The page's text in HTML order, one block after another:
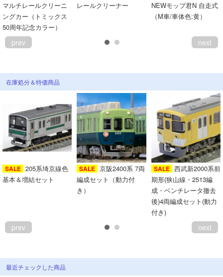
マルチレールクリーニ
ングカー（トミックス
50周年記念カラー）
レールクリーナー
NEWモップ君N 自走式
（M車/車体色:黄）
prev next
在庫処分＆特価商品
SALE 205系埼京線色
基本＆増結セット
SALE 京阪2400系 7両
編成セット（動力付
き）
SALE 西武新2000系前
期形(狭山線・2513編
成・ベンチレータ撤去
後)4両編成セット(動力
付き)
prev next
最近チェックした商品